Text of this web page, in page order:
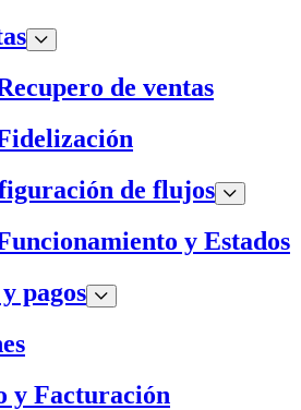
de ventas
de flujos
y Estados
pagos
y Facturación